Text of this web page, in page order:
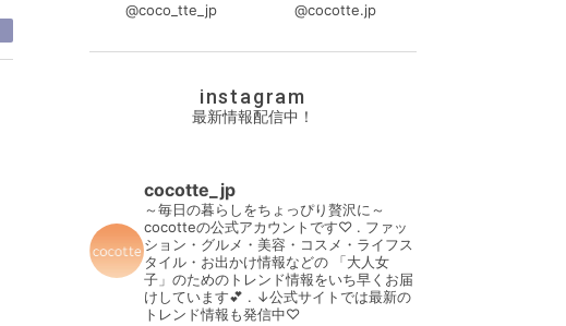
@coco_tte_jp @cocotte.jp
instagram
最新情報配信中！
cocotte_jp
～毎日の暮らしをちょっぴり贅沢に～
cocotteの公式アカウントです♡ . ファッ
ション・グルメ・美容・コスメ・ライフス
タイル・お出かけ情報などの 「大人女
子」のためのトレンド情報をいち早くお届
けしています💕 . ↓公式サイトでは最新の
トレンド情報も発信中♡